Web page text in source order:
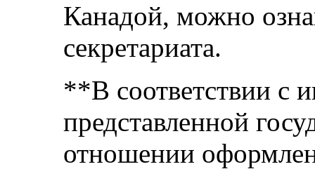
Канадой, можно
секретариата.
**В соответствии с
представленной
отношении